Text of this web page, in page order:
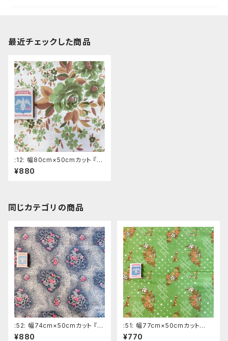
最近チェックした商品
:12: 幅80cm×50cmカット 『白
系 大柄フラワー』ロシアの昔
の布 デッドストック ソビエト
¥880
同じカテゴリの商品
:52: 幅74cm×50cmカット 『花
カゴ』 黒系ロシアの昔の布
¥880
:51: 幅77cm×50cmカット
『花』 黄緑系ロシアの昔の布
¥770